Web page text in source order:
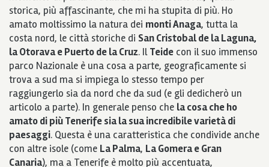
storica, più affascinante, che mi ha stupita di più. Ho
amato moltissimo la natura dei monti Anaga, tutta la
costa nord, le città storiche di San Cristobal de la Laguna,
la Otorava e Puerto de la Cruz. IlTeide con il suo immenso
parco Nazionale è una cosa a parte, geograficamente si
trova a sud ma si impiega lo stesso tempo per
raggiungerlo sia da nord che da sud (e gli dedicherò un
articolo a parte). In generale penso che la cosa che ho
amato di più Tenerife sia la sua incredibile varietà di
paesaggi. Questa è una caratteristica che condivide anche
con altre isole (come La Palma, La Gomera e Gran
Canaria), ma a Tenerife è molto più accentuata,